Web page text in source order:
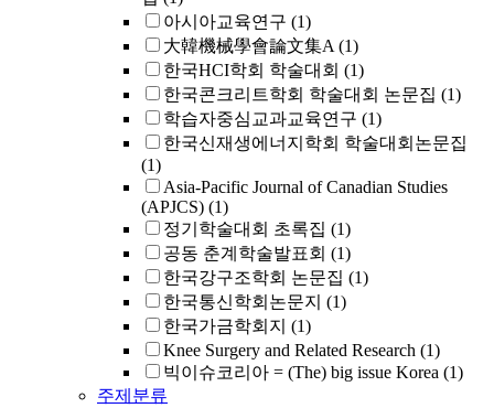
아시아교육연구 (1)
大韓機械學會論文集A (1)
한국HCI학회 학술대회 (1)
한국콘크리트학회 학술대회 논문집 (1)
학습자중심교과교육연구 (1)
한국신재생에너지학회 학술대회논문집
(1)
Asia-Pacific Journal of Canadian Studies
(APJCS) (1)
정기학술대회 초록집 (1)
공동 춘계학술발표회 (1)
한국강구조학회 논문집 (1)
한국통신학회논문지 (1)
한국가금학회지 (1)
Knee Surgery and Related Research (1)
빅이슈코리아 = (The) big issue Korea (1)
주제분류